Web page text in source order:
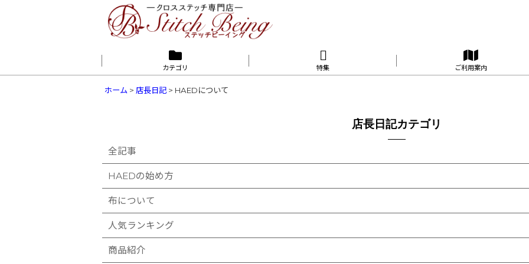
カテゴリ 特集 ご利用案内
ホーム > 店長日記 > HAEDについて
店長日記カテゴリ
全記事
HAEDの始め方
布について
人気ランキング
商品紹介